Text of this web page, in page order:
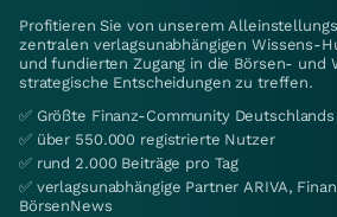
Profitieren Sie von unserem
zentralen verlagsunabhängigen Wissens-
und fundierten Zugang in die Börsen- und
strategische Entscheidungen zu treffen.
✅ Größte Finanz-Community Deutschlands
✅ über 550.000 registrierte Nutzer
✅ rund 2.000 Beiträge pro Tag
✅ verlagsunabhängige Partner ARIVA,
BörsenNews